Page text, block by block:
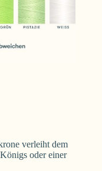
verleiht dem
oder einer